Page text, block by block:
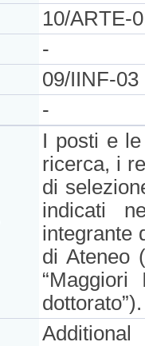
10/ARTE-
-
09/IINF-
-
I posti e
ricerca, i
di
indicati
integrante
di Ateneo
dottorato”).